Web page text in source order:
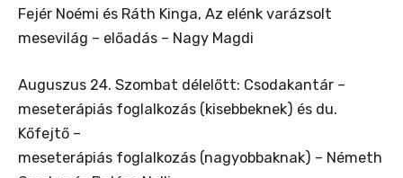
Fejér Noémi és Ráth Kinga, Az elénk varázsolt
mesevilág – előadás – Nagy Magdi
Auguszus 24. Szombat délelőtt: Csodakantár –
meseterápiás foglalkozás (kisebbeknek) és du.
Kőfejtő –
meseterápiás foglalkozás (nagyobbaknak) – Németh